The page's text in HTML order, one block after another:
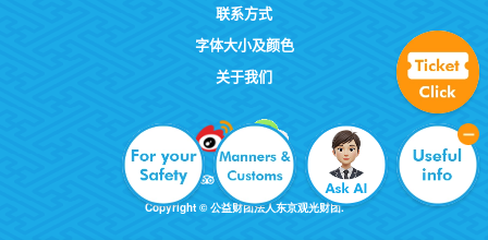
联系方式
字体大小及颜色
关于我们
Copyright © 公益财团法人东京观光财团.